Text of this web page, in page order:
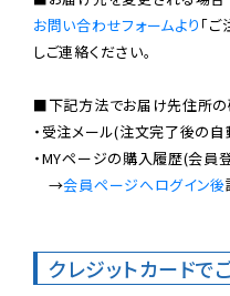
お問い合わせフォームより 「
しご連絡ください。
■下記方法でお届け先住所の
・受注メール(注文完了後の
・MYページの購入履歴(会員
→会員ページへログイン後
クレジットカードで